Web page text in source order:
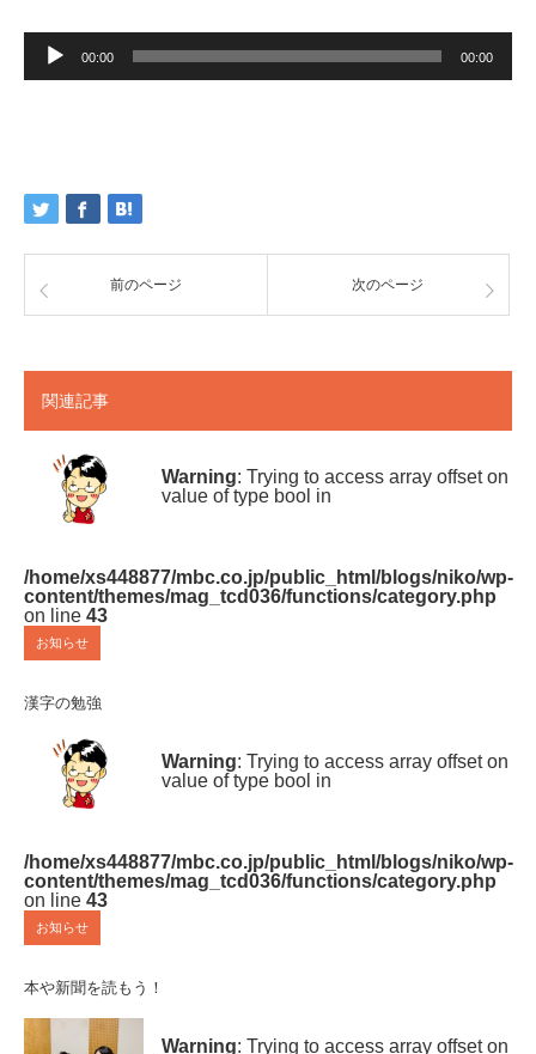
00:00 00:00
前のページ 次のページ
関連記事
Warning: Trying to access array offset on
value of type bool in
/home/xs448877/mbc.co.jp/public_html/blogs/niko/wp-
content/themes/mag_tcd036/functions/category.php
on line 43
お知らせ
漢字の勉強
Warning: Trying to access array offset on
value of type bool in
/home/xs448877/mbc.co.jp/public_html/blogs/niko/wp-
content/themes/mag_tcd036/functions/category.php
on line 43
お知らせ
本や新聞を読もう！
Warning: Trying to access array offset on